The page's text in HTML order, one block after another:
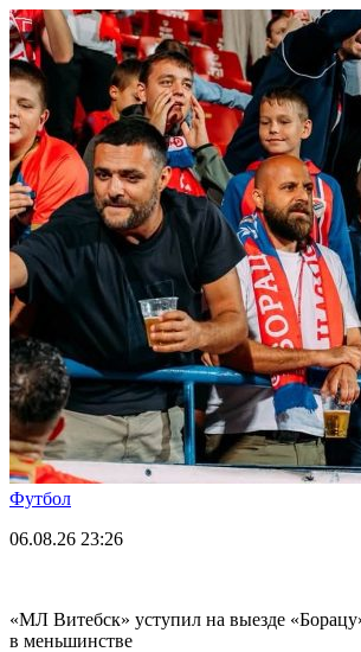
Футбол
06.08.26 23:26
«МЛ Витебск» уступил на выезде
в меньшинстве